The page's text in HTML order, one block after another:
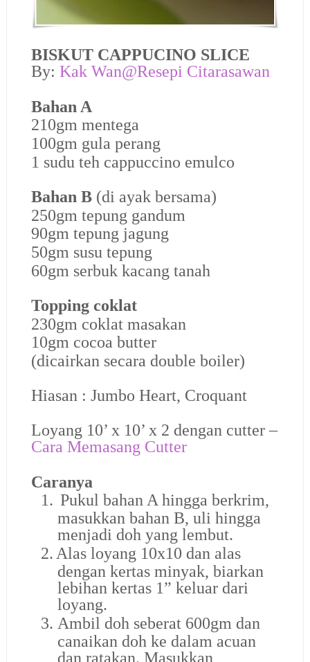
BISKUT CAPPUCINO SLICE
By: Kak Wan@Resepi Citarasawan
Bahan A
210gm mentega
100gm gula perang
1 sudu teh cappuccino emulco
Bahan B (di ayak bersama)
250gm tepung gandum
90gm tepung jagung
50gm susu tepung
60gm serbuk kacang tanah
Topping coklat
230gm coklat masakan
10gm cocoa butter
(dicairkan secara double boiler)
Hiasan : Jumbo Heart, Croquant
Loyang 10’ x 10’ x 2 dengan cutter –
Cara Memasang Cutter
Caranya
1. Pukul bahan A hingga berkrim,
masukkan bahan B, uli hingga
menjadi doh yang lembut.
2. Alas loyang 10x10 dan alas
dengan kertas minyak, biarkan
lebihan kertas 1” keluar dari
loyang.
3. Ambil doh seberat 600gm dan
canaikan doh ke dalam acuan
dan ratakan. Masukkan